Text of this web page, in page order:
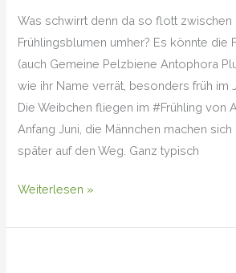
Was schwirrt denn da so flott zwischen
Frühlingsblumen umher? Es könnte die
(auch Gemeine Pelzbiene Antophora
wie ihr Name verrät, besonders früh im
Die Weibchen fliegen im #Frühling von
Anfang Juni, die Männchen machen
später auf den Weg. Ganz typisch
Weiterlesen »